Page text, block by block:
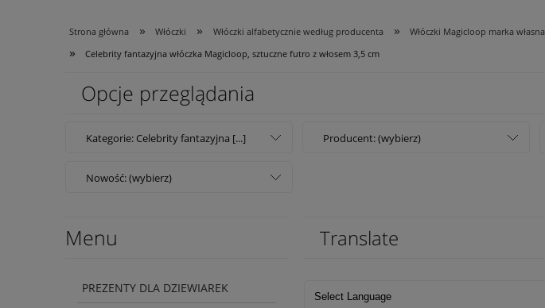
Strona główna » Włóczki » Włóczki alfabetycznie według producenta » Włóczki Magicloop marka własna
» Celebrity fantazyjna włóczka Magicloop, sztuczne futro z włosem 3,5 cm
Opcje przeglądania
Kategorie: Celebrity fantazyjna [...] Producent: (wybierz)
Nowość: (wybierz)
Menu
PREZENTY DLA DZIEWIAREK
Translate